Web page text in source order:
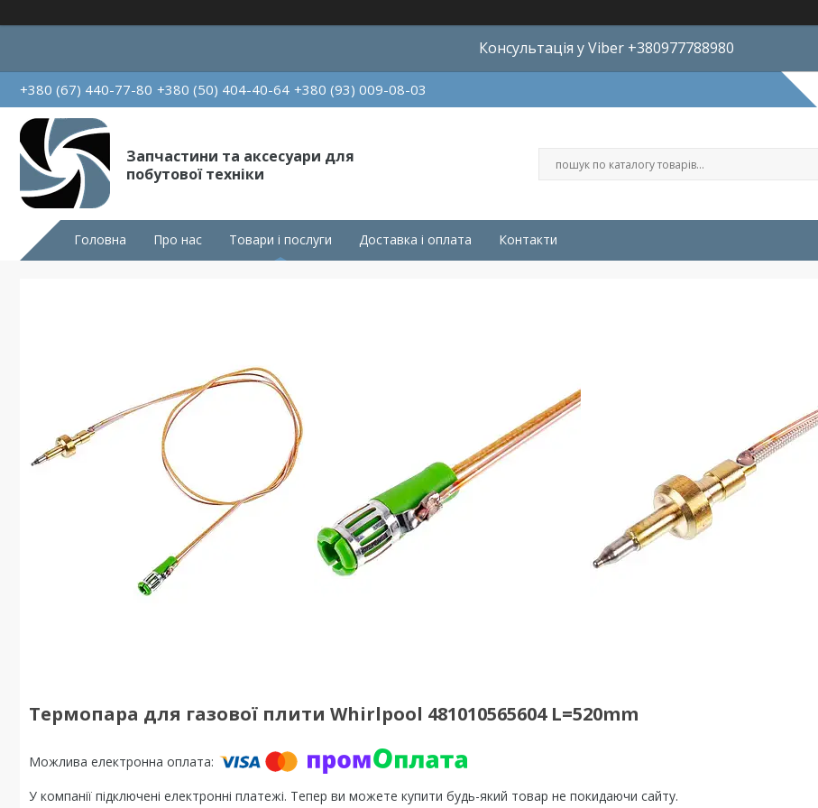
Консультація у Viber +380977788980
+380 (67) 440-77-80 +380 (50) 404-40-64 +380 (93) 009-08-03
Запчастини та аксесуари для
побутової техніки
Головна Про нас Товари і послуги Доставка і оплата Контакти
Термопара для газової плити Whirlpool 481010565604 L=520mm
У компанії підключені електронні платежі. Тепер ви можете купити будь-який товар не покидаючи сайту.